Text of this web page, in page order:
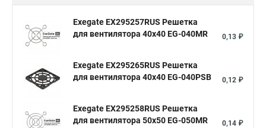
Exegate EX295257RUS Решетка
для вентилятора 40x40 EG-040MR
0,13 ₽
Exegate EX295265RUS Решетка
для вентилятора 40x40 EG-040PSB
0,12 ₽
Exegate EX295258RUS Решетка
для вентилятора 50х50 EG-050MR
0,14 ₽